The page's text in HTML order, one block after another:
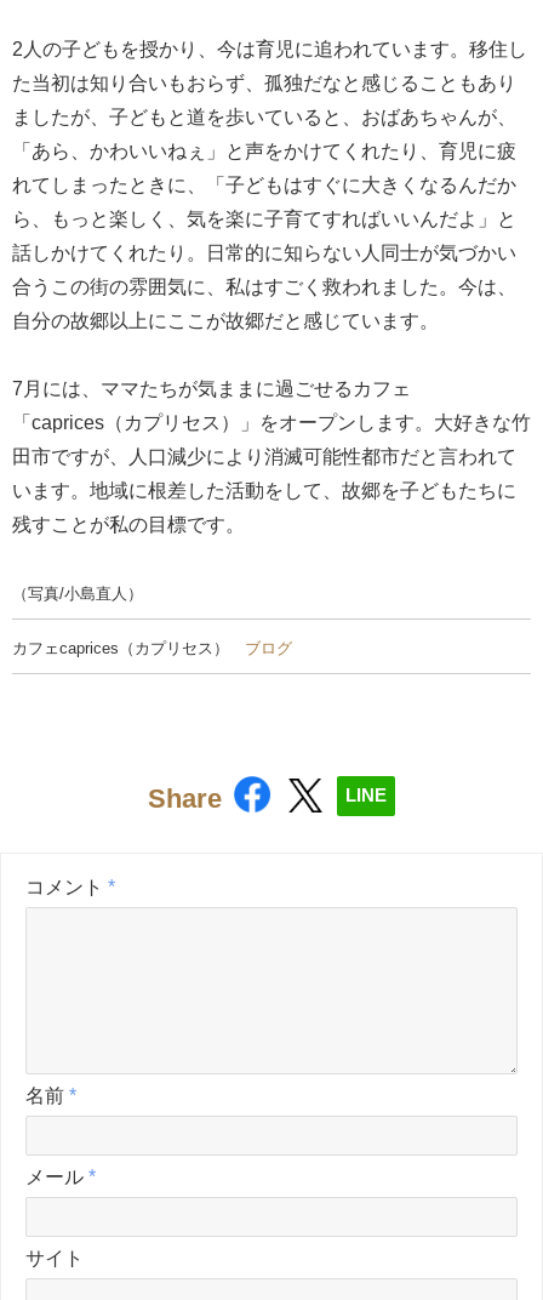
2人の子どもを授かり、今は育児に追われています。移住し
た当初は知り合いもおらず、孤独だなと感じることもあり
ましたが、子どもと道を歩いていると、おばあちゃんが、
「あら、かわいいねぇ」と声をかけてくれたり、育児に疲
れてしまったときに、「子どもはすぐに大きくなるんだか
ら、もっと楽しく、気を楽に子育てすればいいんだよ」と
話しかけてくれたり。日常的に知らない人同士が気づかい
合うこの街の雰囲気に、私はすごく救われました。今は、
自分の故郷以上にここが故郷だと感じています。
7月には、ママたちが気ままに過ごせるカフェ
「caprices（カプリセス）」をオープンします。大好きな竹
田市ですが、人口減少により消滅可能性都市だと言われて
います。地域に根差した活動をして、故郷を子どもたちに
残すことが私の目標です。
（写真/小島直人）
カフェcaprices（カプリセス） ブログ
Share LINE
コメント *
名前 *
メール *
サイト